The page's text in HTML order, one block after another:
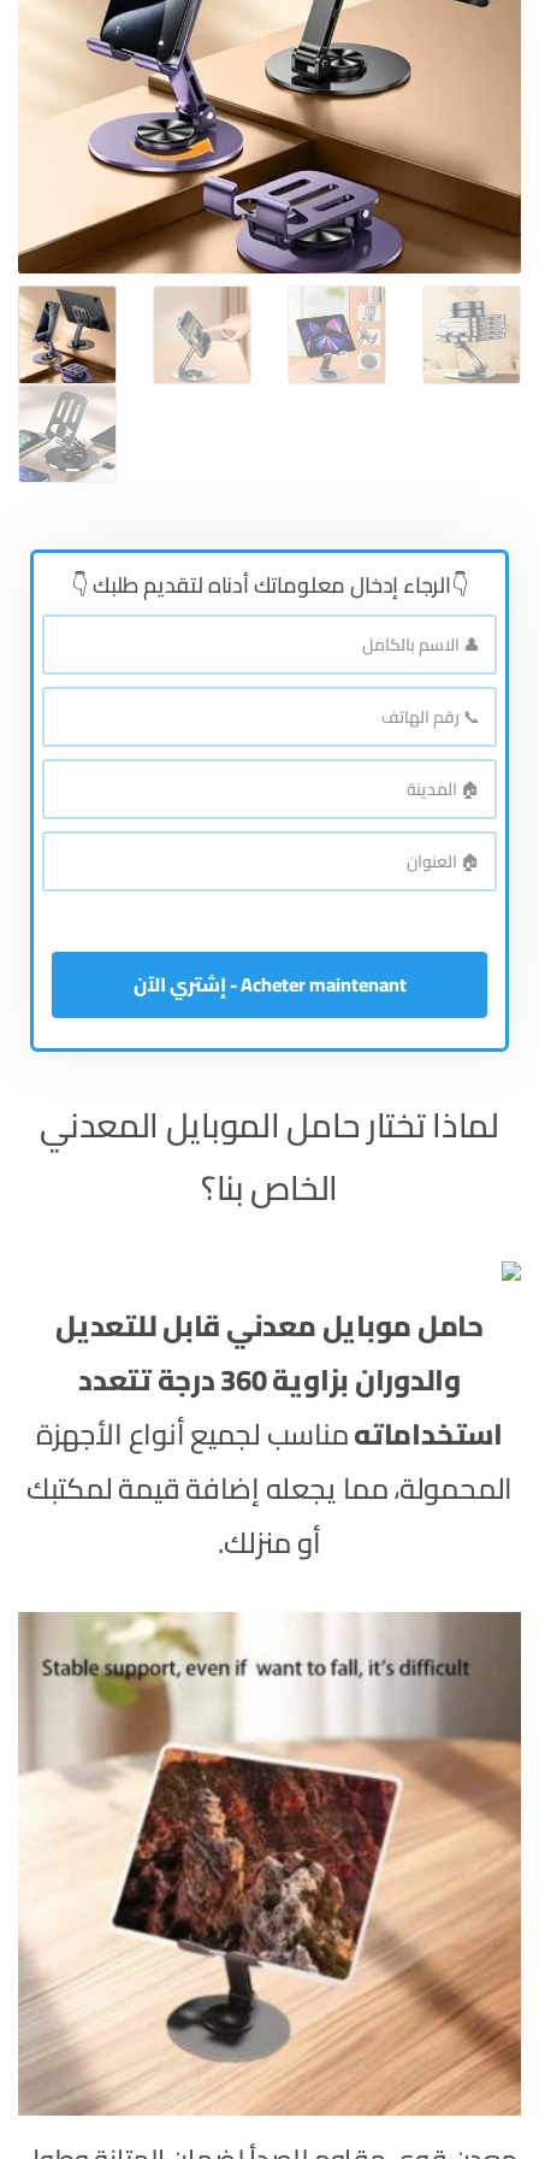
👇الرجاء إدخال معلوماتك أدناه لتقديم طلبك 👇
👤
الاسم
بالكامل*
📞
رقم
الهاتف*
🏠
المدينة*
🏠
العنوان*
Acheter maintenant - إشتري الآن
لماذا تختار حامل الموبايل المعدني
الخاص بنا؟
حامل موبايل معدني قابل للتعديل
والدوران بزاوية 360 درجة تتعدد
استخداماتهمناسب لجميع أنواع الأجهزة
المحمولة، مما يجعله إضافة قيمة لمكتبك
أو منزلك.